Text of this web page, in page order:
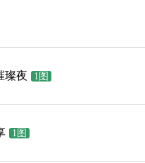
璨夜 1图
1图